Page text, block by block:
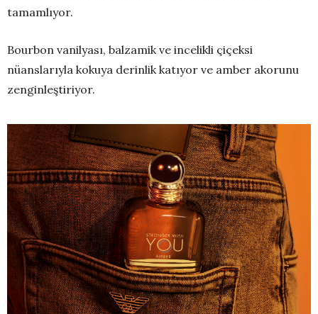
tamamlıyor.
Bourbon vanilyası, balzamik ve incelikli çiçeksi
nüanslarıyla kokuya derinlik katıyor ve amber akorunu
zenginleştiriyor.